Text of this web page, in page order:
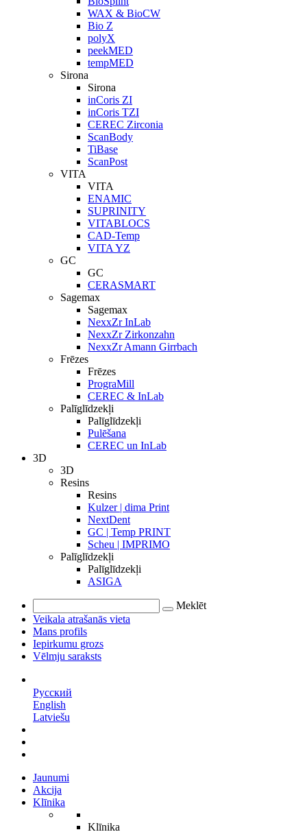
WAX & BioCW
Bio Z
polyX
peekMED
tempMED
Sirona
Sirona
inCoris ZI
inCoris TZI
CEREC Zirconia
ScanBody
TiBase
ScanPost
VITA
VITA
ENAMIC
SUPRINITY
VITABLOCS
CAD-Temp
VITA YZ
GC
GC
CERASMART
Sagemax
Sagemax
NexxZr InLab
NexxZr Zirkonzahn
NexxZr Amann Girrbach
Frēzes
Frēzes
PrograMill
CEREC & InLab
Palīglīdzekļi
Palīglīdzekļi
Pulēšana
CEREC un InLab
3D
3D
Resins
Resins
Kulzer | dima Print
NextDent
GC | Temp PRINT
Scheu | IMPRIMO
Palīglīdzekļi
Palīglīdzekļi
ASIGA
Meklēt
Veikala atrašanās vieta
Mans profils
Iepirkumu grozs
Vēlmju saraksts
Русский
English
Latviešu
Jaunumi
Akcija
Klīnika
Klīnika